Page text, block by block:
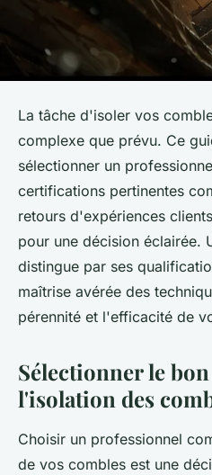
La tâche d'isoler vos
complexe que prévu. Ce
sélectionner un
certifications pertinentes
retours d'expériences
pour une décision éclairée.
distingue par ses
maîtrise avérée des
pérennité et l'efficacité de
Sélectionner le
l'isolation des
Choisir un professionnel
de vos combles est une